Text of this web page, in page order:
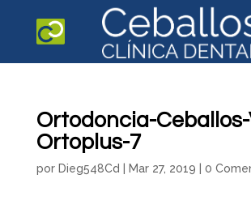
Ortodoncia-
Ortoplus-7
por Dieg548Cd Mar 27, 2019 0